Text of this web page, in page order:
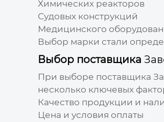
Химических реакторов
Судовых конструкций
Медицинского
Выбор марки стали
Выбор поставщика
При выборе поставщика
несколько ключевых
Качество продукции и
Цена и условия оплаты